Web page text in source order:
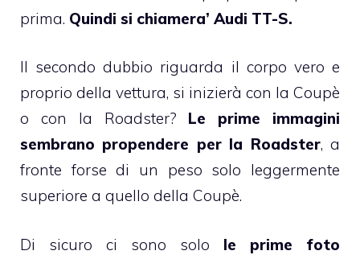
prima. Quindi si chiamera’ Audi TT-S.
Il secondo dubbio riguarda il corpo vero e
proprio della vettura, si inizierà con la Coupè
o con la Roadster? Le prime immagini
sembrano propendere per la Roadster, a
fronte forse di un peso solo leggermente
superiore a quello della Coupè.
Di sicuro ci sono solo le prime foto